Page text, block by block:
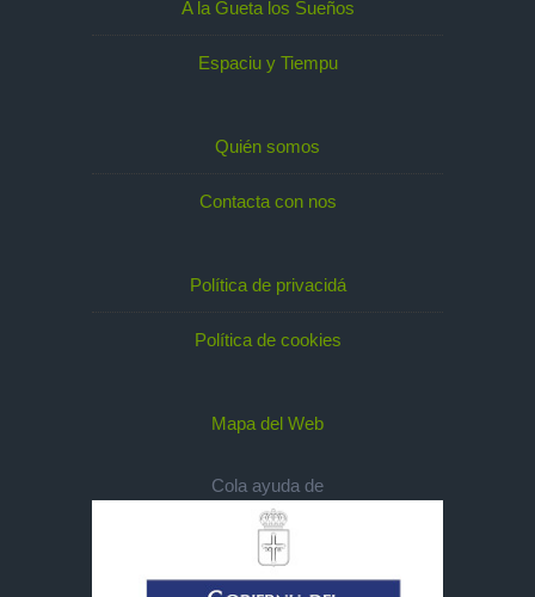
A la Gueta los Sueños
Espaciu y Tiempu
Quién somos
Contacta con nos
Política de privacidá
Política de cookies
Mapa del Web
Cola ayuda de